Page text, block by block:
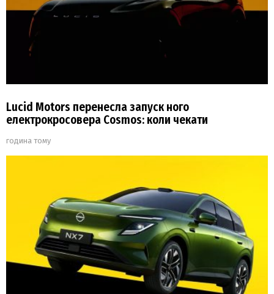
Lucid Motors перенесла запуск ного
електрокросовера Cosmos: коли чекати
година тому